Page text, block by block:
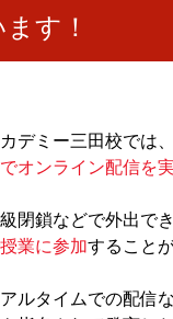
す！
デミー三田校では、
オンライン配信を
閉鎖などで外出で
業に参加すること
ルタイムでの配信